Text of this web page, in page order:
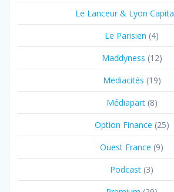
Le Lanceur & Lyon
Le Parisien (4)
Maddyness (12)
Mediacités (19)
Médiapart(8)
Option Finance (25)
Ouest France (9)
Podcast (3)